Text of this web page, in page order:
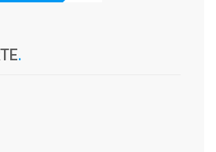
.